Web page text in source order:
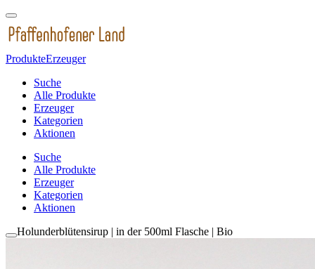
ProdukteErzeuger
Suche
Alle Produkte
Erzeuger
Kategorien
Aktionen
Suche
Alle Produkte
Erzeuger
Kategorien
Aktionen
Holunderblütensirup | in der 500ml Flasche | Bio